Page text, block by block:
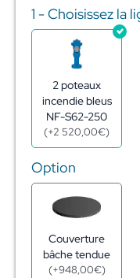
1 - Choisissez la
2 poteaux
incendie bleus
NF-S62-250
(+2 520,00€)
Option
Couverture
bâche tendue
(+948,00€)
quantité
de
Réserve
incendie
acier
galva
180m3
-
h2,10m